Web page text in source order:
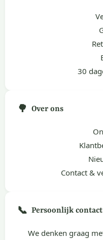
30
🌳 Over ons
Contact &
📞 Persoonlijk contact
We denken graag